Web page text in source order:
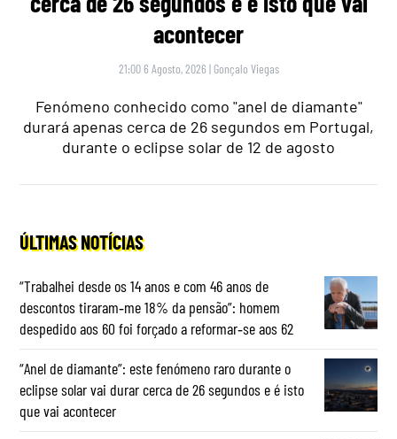
acontecer
21:00 6 Agosto, 2026 | Gonçalo Viegas
Fenómeno conhecido como "anel de diamante"
durará apenas cerca de 26 segundos em Portugal,
durante o eclipse solar de 12 de agosto
ÚLTIMAS NOTÍCIAS
“Trabalhei desde os 14 anos e com 46 anos de
descontos tiraram‑me 18% da pensão”: homem
despedido aos 60 foi forçado a reformar‑se aos 62
“Anel de diamante”: este fenómeno raro durante o
eclipse solar vai durar cerca de 26 segundos e é isto
que vai acontecer